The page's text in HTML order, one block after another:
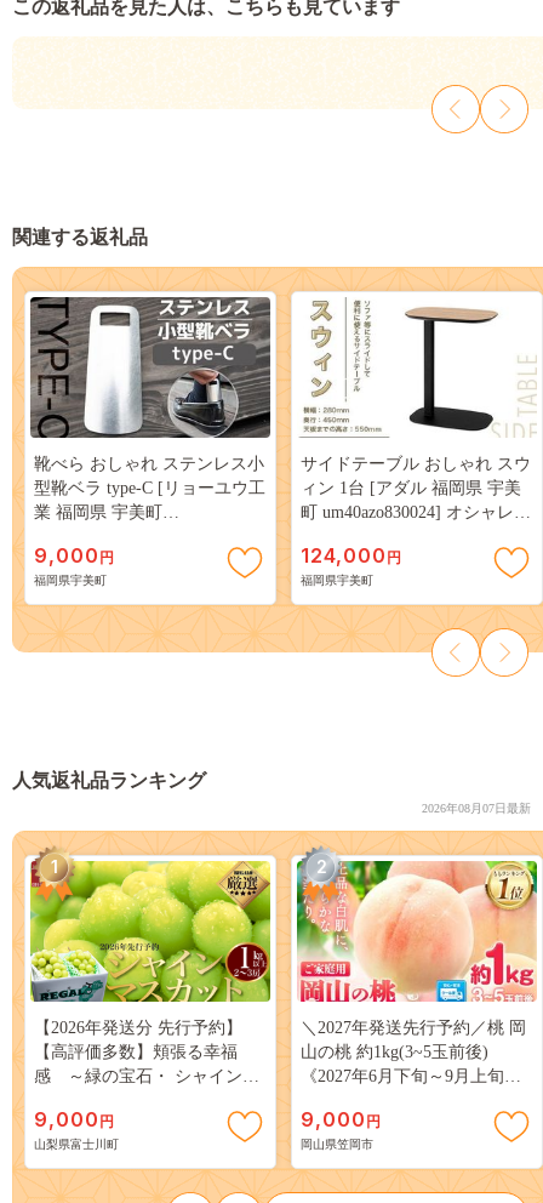
この返礼品を見た人は、こちらも見ています
関連する返礼品
靴べら おしゃれ ステンレス小
型靴ベラ type-C [リョーユウ工
業 福岡県 宇美町
ト 小さい
9,000 円
福岡県宇美町
サイドテーブル おしゃれ スウ
ィン 1台 [アダル 福岡県 宇美
町 um40azo830024] オシャレ
124,000 円
福岡県宇美町
人気返礼品ランキング
2026年08月07日最新
1
【2026年発送分 先行予約】
【高評価多数】頬張る幸福
感 ～緑の宝石・ シャインマ
３房） フルーツ 山梨県産 果
物 くだもの シャイン マスカ
ット ぶどう ブドウ 葡萄 大粒
種なし 先行予約 富士川町
9,000 円
山梨県富士川町
2
＼2027年発送先行予約／桃 岡
山の桃 約1kg(3~5玉前後)
《2027年6月下旬～9月上旬頃
岡山 はくとう スイーツ フル
ーツ 果物 デザート 旬 モモ も
も 先行予約 送料無料 果物 岡
山県 笠岡市 清水白桃 白鳳 白
9,000 円
岡山県笠岡市